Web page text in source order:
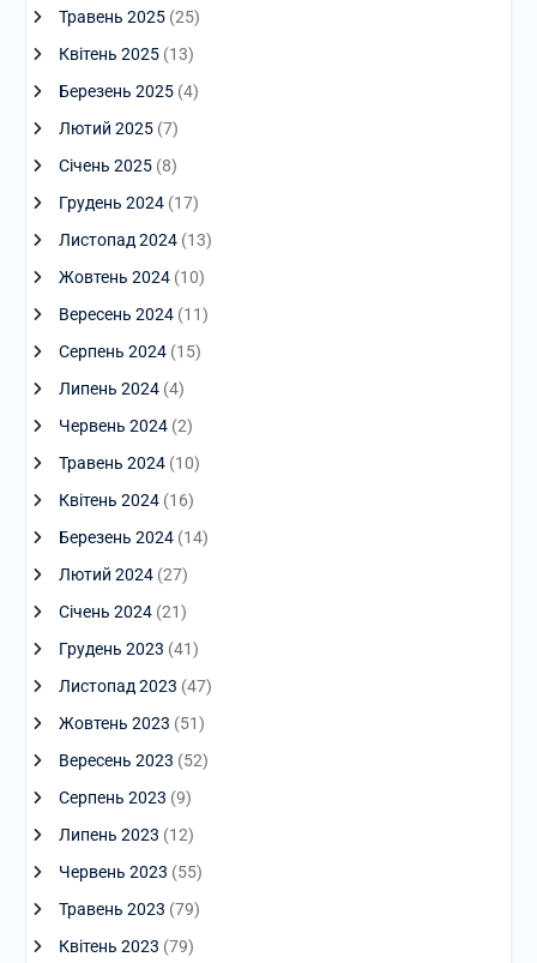
Травень 2025(25)
Квітень 2025(13)
Березень 2025(4)
Лютий 2025(7)
Січень 2025(8)
Грудень 2024(17)
Листопад 2024(13)
Жовтень 2024(10)
Вересень 2024(11)
Серпень 2024(15)
Липень 2024(4)
Червень 2024(2)
Травень 2024(10)
Квітень 2024(16)
Березень 2024(14)
Лютий 2024(27)
Січень 2024(21)
Грудень 2023 (41)
Листопад 2023 (47)
Жовтень 2023 (51)
Вересень 2023 (52)
Серпень 2023 (9)
Липень 2023 (12)
Червень 2023 (55)
Травень 2023 (79)
Квітень 2023 (79)